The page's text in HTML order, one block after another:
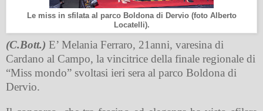
Le miss in sfilata al parco Boldona di Dervio (foto Alberto
Locatelli).
(C.Bott.) E’ Melania Ferraro, 21anni, varesina di
Cardano al Campo, la vincitrice della finale regionale di
“Miss mondo” svoltasi ieri sera al parco Boldona di
Dervio.